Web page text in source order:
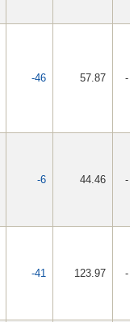
-46 57.87 -
-6 44.46 -
-41 123.97 -